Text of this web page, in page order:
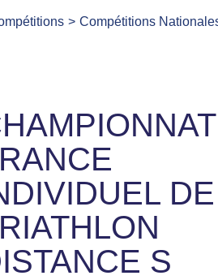
Compétitions
DE
S